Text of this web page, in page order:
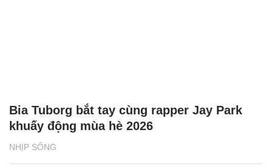
NHỊP SỐNG
Bia Tuborg bắt tay cùng rapper Jay Park
khuấy động mùa hè 2026